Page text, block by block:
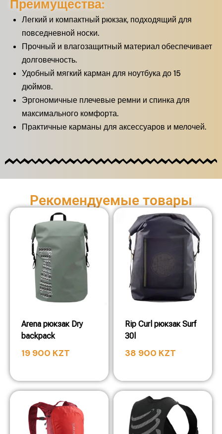
Преимущества:
Легкий и компактный рюкзак, подходящий для
повседневной носки.
Прочный и влагозащитный материал обеспечивает
долговечность.
Удобный мягкий карман для ноутбука до 15
дюймов.
Эргономичные плечевые ремни и спинка для
максимального комфорта.
Практичные карманы для аксессуаров и мелочей.
Рекомендуемые товары
Arena рюкзак Dry
backpack
19 900 KZT
Rip Curl рюкзак Surf
30l
38 900 KZT